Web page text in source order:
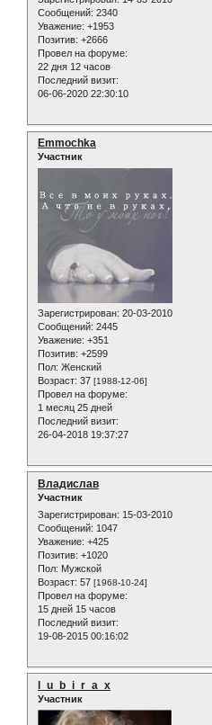
Сообщений: 2340
Уважение: +1953
Позитив: +2666
Провел на форуме:
22 дня 12 часов
Последний визит:
06-06-2020 22:30:10
Emmochka
Участник
Зарегистрирован: 20-03-2010
Сообщений: 2445
Уважение: +351
Позитив: +2599
Пол: Женский
Возраст: 37 [1988-12-06]
Провел на форуме:
1 месяц 25 дней
Последний визит:
26-04-2018 19:37:27
Владислав
Участник
Зарегистрирован: 15-03-2010
Сообщений: 1047
Уважение: +425
Позитив: +1020
Пол: Мужской
Возраст: 57 [1968-10-24]
Провел на форуме:
15 дней 15 часов
Последний визит:
19-08-2015 00:16:02
l_u_b_i_r_a_x
Участник